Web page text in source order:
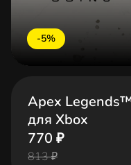
-5%
Apex
для Xbox
770 ₽
813 ₽